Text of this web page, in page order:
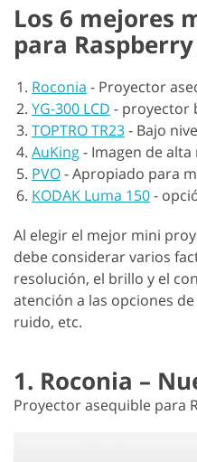
Los 6 mejores
para
Roconia - Proyector
YG-300 LCD - proyector
TOPTRO TR23- Bajo
AuKing- Imagen de
PVO-Apropiado para
KODAK Luma 150-
Al elegir el mejor mini
debe considerar varios
resolución, el brillo y el
atención a las opciones
ruido, etc.
1. Roconia –
Proyector asequible para